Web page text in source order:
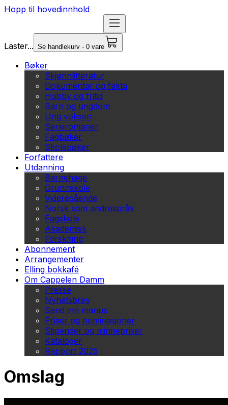
Hopp til hovedinnhold
Laster... Se handlekurv - 0 vare
Bøker
Skjønnlitteratur
Dokumentar og fakta
Hobby og fritid
Barn og ungdom
Ung voksen
Serieromaner
Fagbøker
Skolebøker
Forfattere
Utdanning
Barnehage
Grunnskole
Videregående
Norsk som andrespråk
Fagskole
Akademisk
Forskning
Abonnement
Arrangementer
Elling bokkafé
Om Cappelen Damm
Presse
Nyhetsbrev
Send inn manus
Priser og nominasjoner
Stipender og minnepriser
Kataloger
Rapport 2025
Omslag